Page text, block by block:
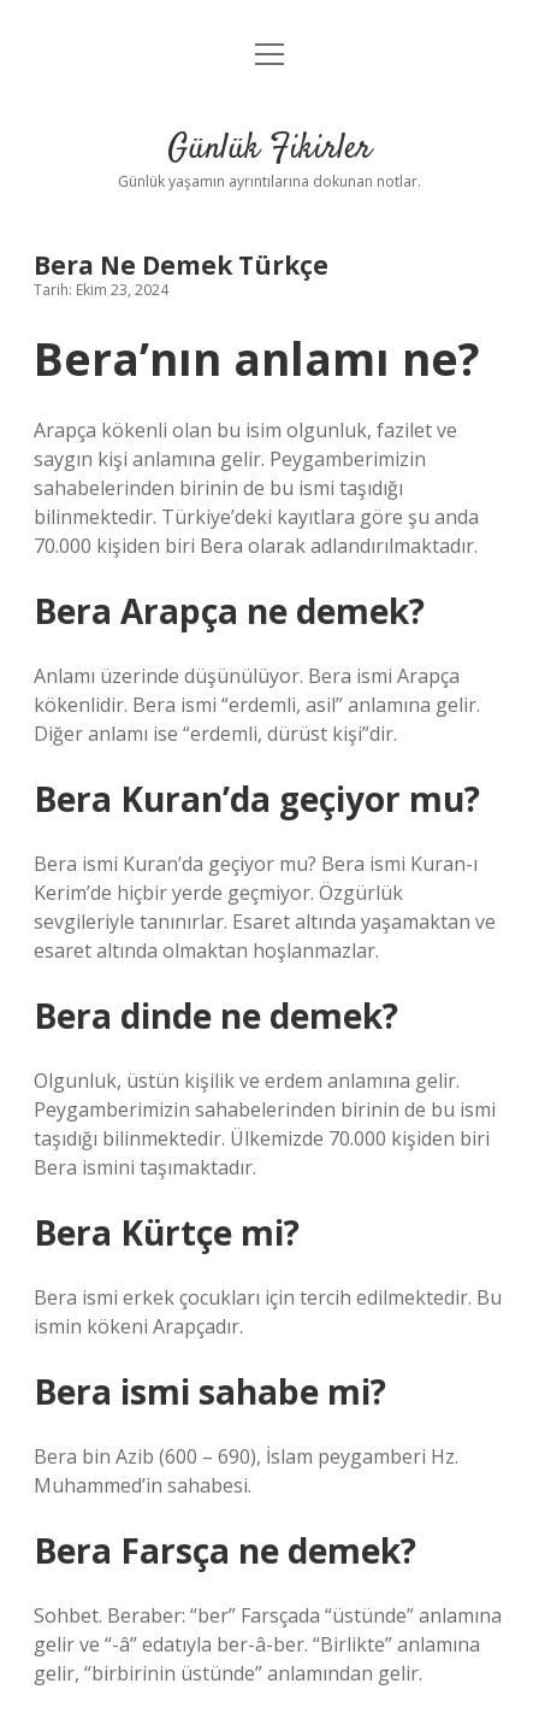
Anasayfa
Yasal Uyarı
menüyü
Günlük Fikirler
Günlük yaşamın ayrıntılarına dokunan notlar.
Bera Ne Demek Türkçe
Tarih: Ekim 23, 2024
Bera’nın anlamı ne?
Arapça kökenli olan bu isim olgunluk, fazilet ve
saygın kişi anlamına gelir. Peygamberimizin
sahabelerinden birinin de bu ismi taşıdığı
bilinmektedir. Türkiye’deki kayıtlara göre şu anda
70.000 kişiden biri Bera olarak adlandırılmaktadır.
Bera Arapça ne demek?
Anlamı üzerinde düşünülüyor. Bera ismi Arapça
kökenlidir. Bera ismi “erdemli, asil” anlamına gelir.
Diğer anlamı ise “erdemli, dürüst kişi”dir.
Bera Kuran’da geçiyor mu?
Bera ismi Kuran’da geçiyor mu? Bera ismi Kuran-ı
Kerim’de hiçbir yerde geçmiyor. Özgürlük
sevgileriyle tanınırlar. Esaret altında yaşamaktan ve
esaret altında olmaktan hoşlanmazlar.
Bera dinde ne demek?
Olgunluk, üstün kişilik ve erdem anlamına gelir.
Peygamberimizin sahabelerinden birinin de bu ismi
taşıdığı bilinmektedir. Ülkemizde 70.000 kişiden biri
Bera ismini taşımaktadır.
Bera Kürtçe mi?
Bera ismi erkek çocukları için tercih edilmektedir. Bu
ismin kökeni Arapçadır.
Bera ismi sahabe mi?
Bera bin Azib (600 – 690), İslam peygamberi Hz.
Muhammed’in sahabesi.
Bera Farsça ne demek?
Sohbet. Beraber: “ber” Farsçada “üstünde” anlamına
gelir ve “-â” edatıyla ber-â-ber. “Birlikte” anlamına
gelir, “birbirinin üstünde” anlamından gelir.